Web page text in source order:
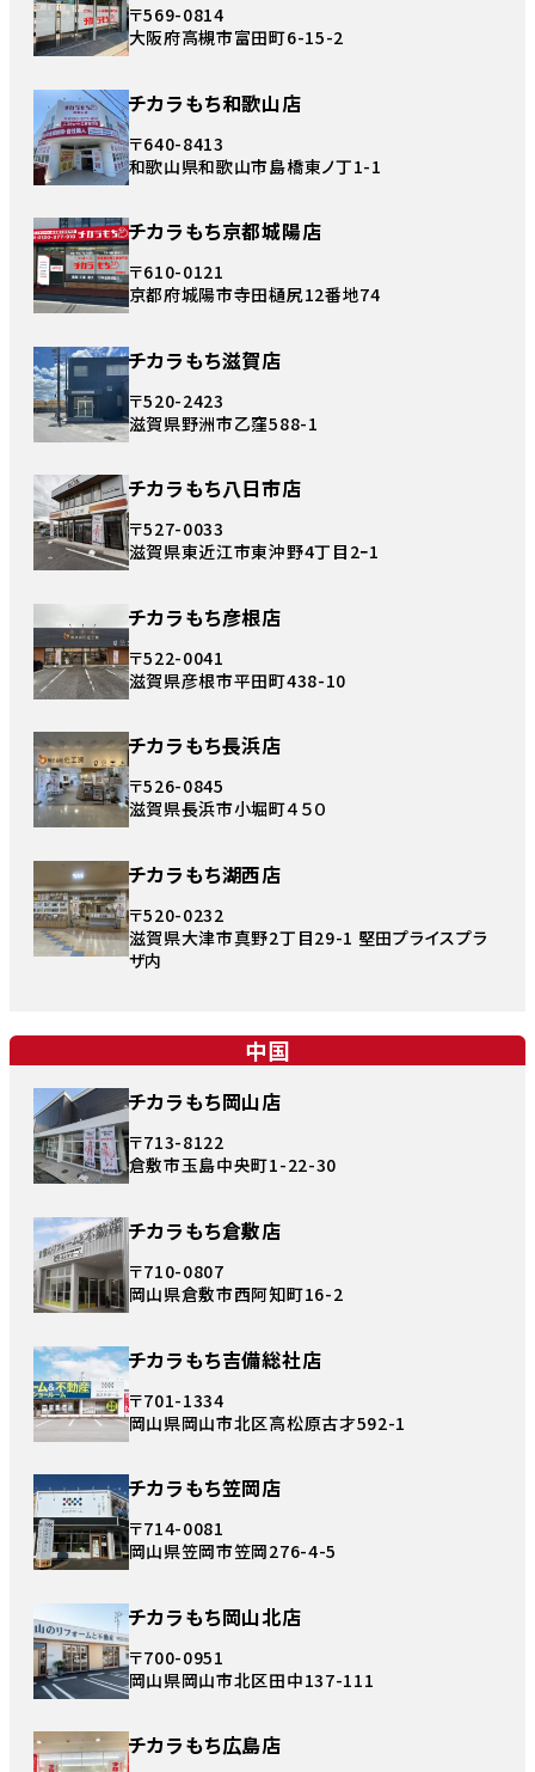
〒569-0814
大阪府高槻市富田町6-15-2
チカラもち和歌山店
〒640-8413
和歌山県和歌山市島橋東ノ丁1-1
チカラもち京都城陽店
〒610-0121
京都府城陽市寺田樋尻12番地74
チカラもち滋賀店
〒520-2423
滋賀県野洲市乙窪588-1
チカラもち八日市店
〒527-0033
滋賀県東近江市東沖野4丁目2ｰ1
チカラもち彦根店
〒522-0041
滋賀県彦根市平田町438-10
チカラもち長浜店
〒526-0845
滋賀県長浜市小堀町４５０
チカラもち湖西店
〒520-0232
滋賀県大津市真野2丁目29-1 堅田プライスプラ
ザ内
中国
チカラもち岡山店
〒713-8122
倉敷市玉島中央町1-22-30
チカラもち倉敷店
〒710-0807
岡山県倉敷市西阿知町16-2
チカラもち吉備総社店
〒701-1334
岡山県岡山市北区高松原古才592-1
チカラもち笠岡店
〒714-0081
岡山県笠岡市笠岡276-4-5
チカラもち岡山北店
〒700-0951
岡山県岡山市北区田中137-111
チカラもち広島店